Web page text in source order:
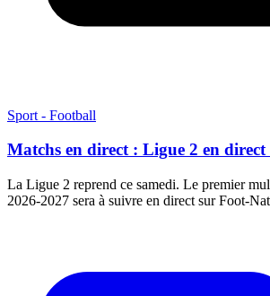
Sport - Football
Matchs en direct : Ligue 2 en direct
La Ligue 2 reprend ce samedi. Le premier
2026-2027 sera à suivre en direct sur Foot-